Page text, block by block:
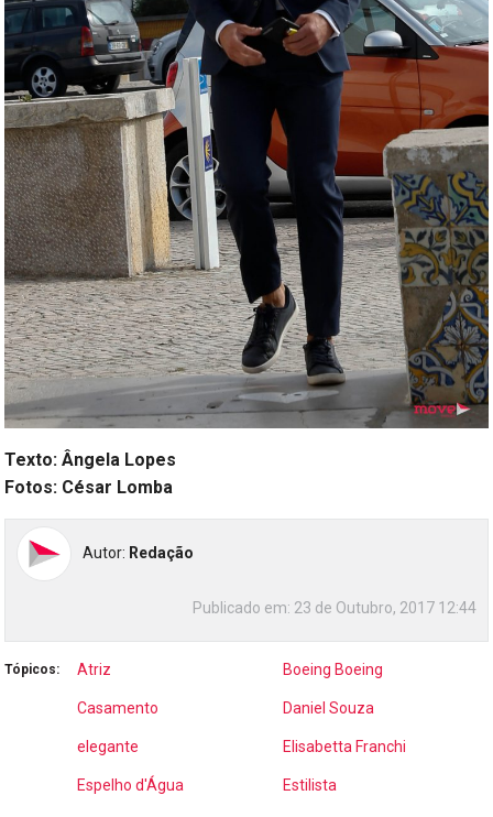
Texto: Ângela Lopes
Fotos: César Lomba
Autor: Redação
Publicado em: 23 de Outubro, 2017 12:44
Tópicos: Atriz Boeing Boeing
Casamento Daniel Souza
elegante Elisabetta Franchi
Espelho d'Água Estilista